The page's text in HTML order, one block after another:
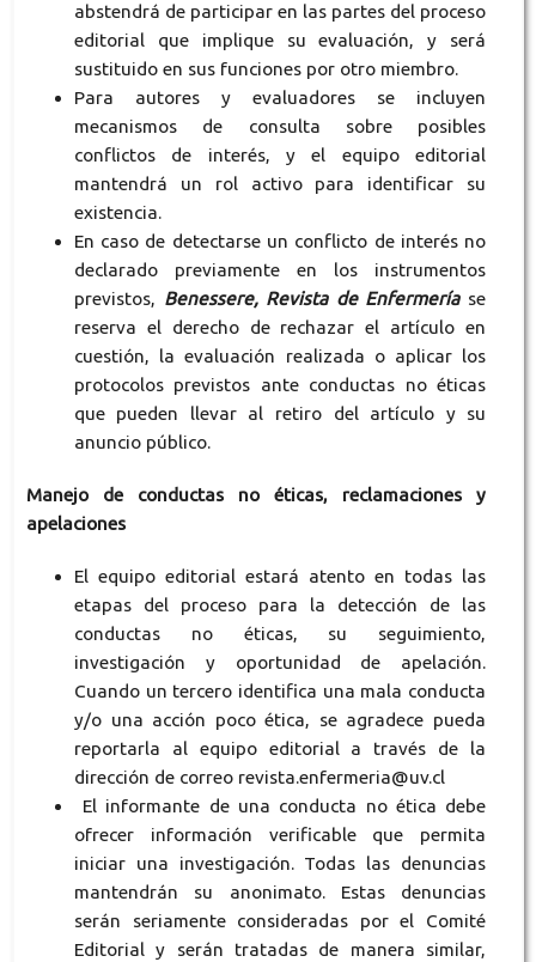
abstendrá de participar en las partes del proceso
editorial que implique su evaluación, y será
sustituido en sus funciones por otro miembro.
Para autores y evaluadores se incluyen
mecanismos de consulta sobre posibles
conflictos de interés, y el equipo editorial
mantendrá un rol activo para identificar su
existencia.
En caso de detectarse un conflicto de interés no
declarado previamente en los instrumentos
previstos, Benessere, Revista de Enfermeríase
reserva el derecho de rechazar el artículo en
cuestión, la evaluación realizada o aplicar los
protocolos previstos ante conductas no éticas
que pueden llevar al retiro del artículo y su
anuncio público.
Manejo de conductas no éticas, reclamaciones y
apelaciones
El equipo editorial estará atento en todas las
etapas del proceso para la detección de las
conductas no éticas, su seguimiento,
investigación y oportunidad de apelación.
Cuando un tercero identifica una mala conducta
y/o una acción poco ética, se agradece pueda
reportarla al equipo editorial a través de la
dirección de correo revista.enfermeria@uv.cl
El informante de una conducta no ética debe
ofrecer información verificable que permita
iniciar una investigación. Todas las denuncias
mantendrán su anonimato. Estas denuncias
serán seriamente consideradas por el Comité
Editorial y serán tratadas de manera similar,